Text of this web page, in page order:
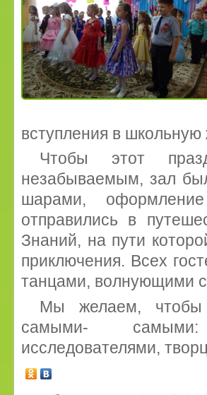
вступления в школьную
Чтобы этот
незабываемым, зал
шарами, оформление
отправились в
Знаний, на пути
приключения. Всех
танцами, волнующими
Мы желаем, чтобы
самыми- самыми:
исследователями,